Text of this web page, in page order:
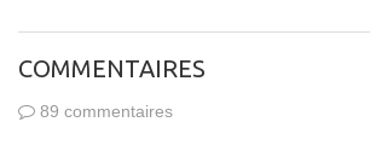
COMMENTAIRES
89 commentaires